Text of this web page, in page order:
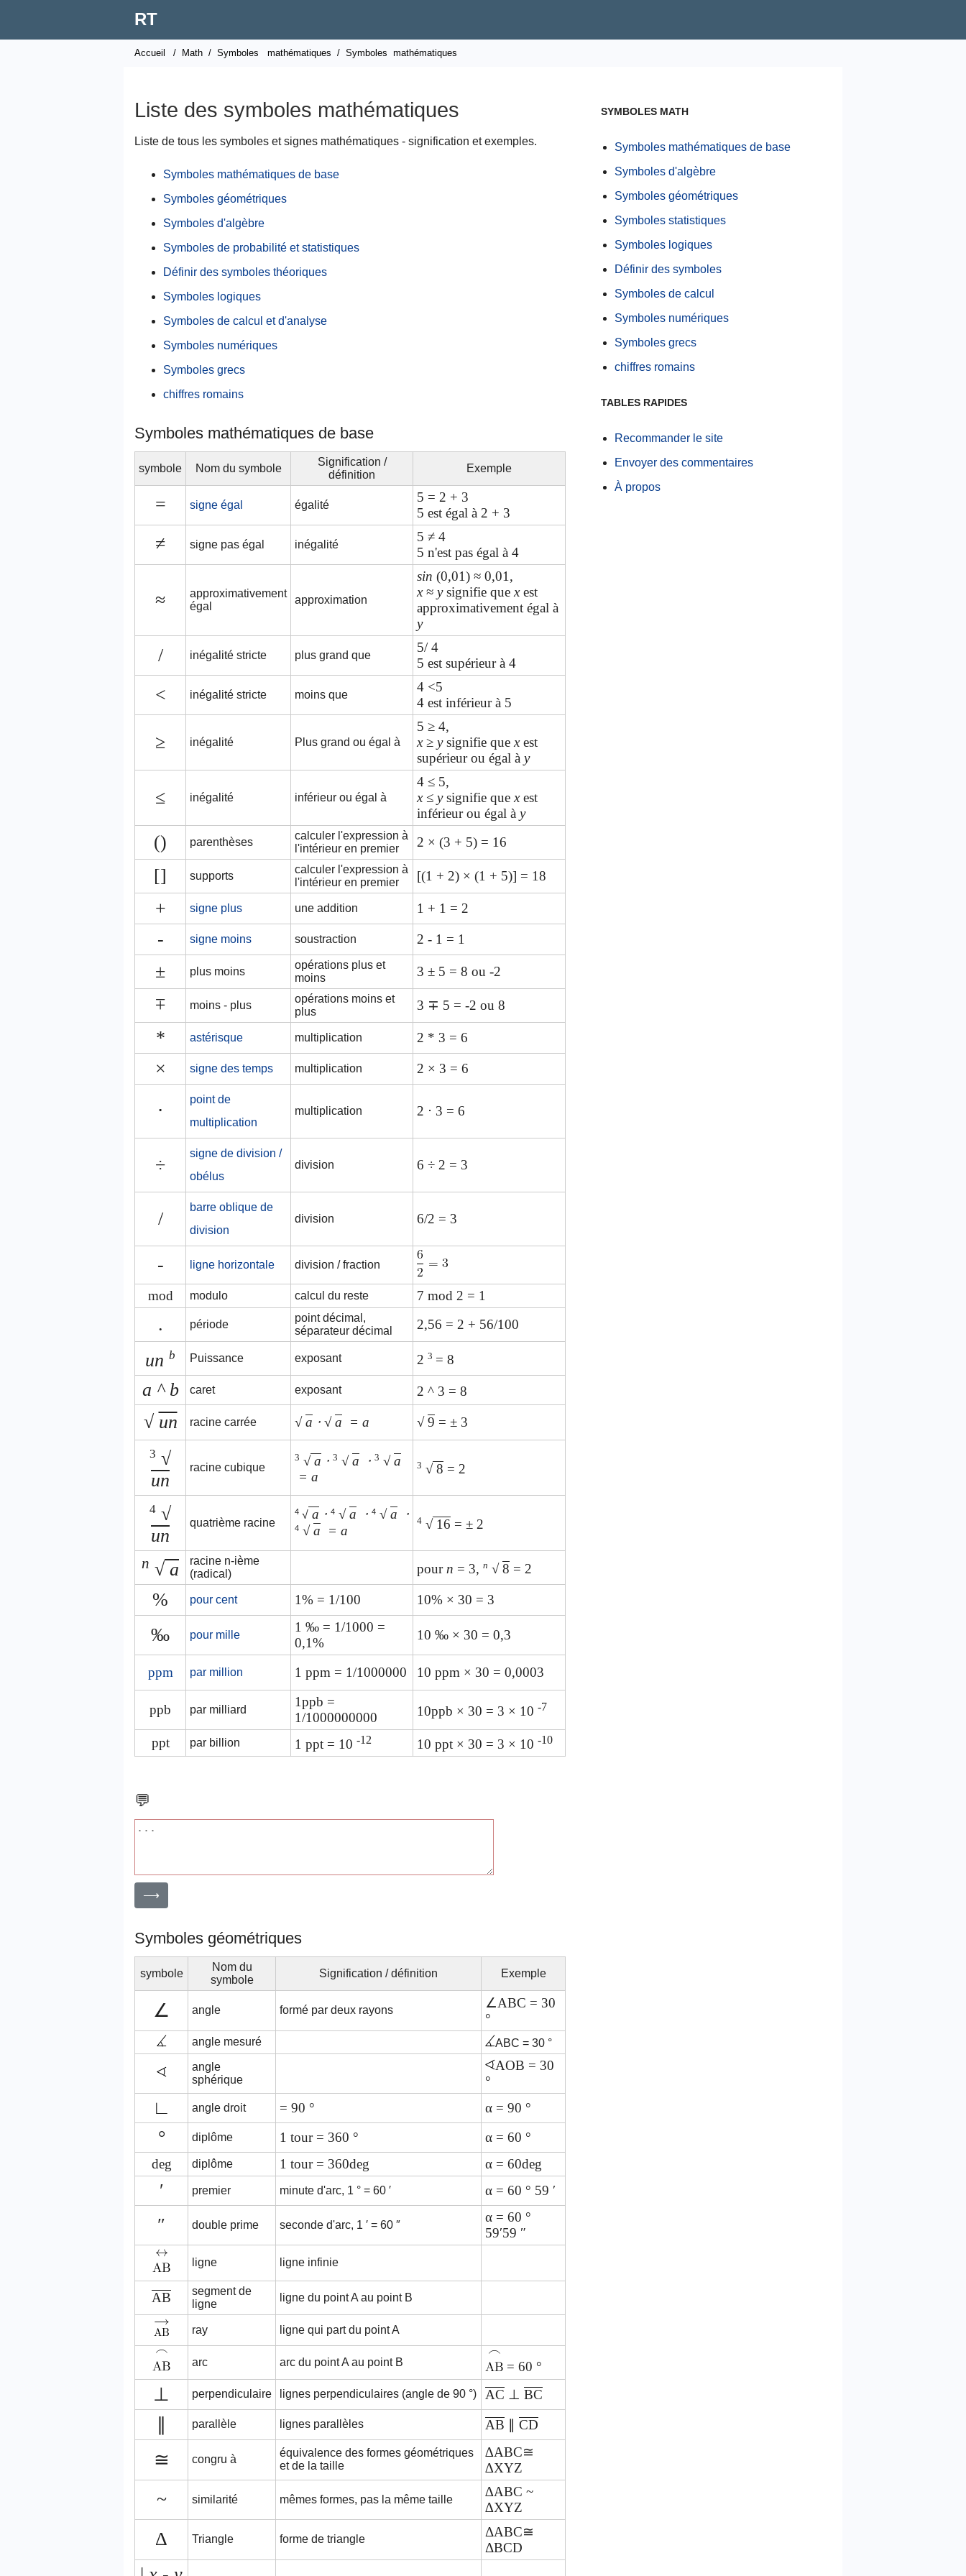
RT
Accueil / Math / Symboles mathématiques / Symboles mathématiques
Liste des symboles mathématiques
Liste de tous les symboles et signes mathématiques - signification et exemples.
Symboles mathématiques de base
Symboles géométriques
Symboles d'algèbre
Symboles de probabilité et statistiques
Définir des symboles théoriques
Symboles logiques
Symboles de calcul et d'analyse
Symboles numériques
Symboles grecs
chiffres romains
Symboles mathématiques de base
symbole Nom du symbole
Signification /
définition
Exemple
= signe égal égalité
5 = 2 + 3
5 est égal à 2 + 3
≠ signe pas égal inégalité
5 ≠ 4
5 n'est pas égal à 4
≈
approximativement
égal
approximation
sin (0,01) ≈ 0,01,
x≈ ysignifie que xest
approximativement égal à
y
/ inégalité stricte plus grand que
5/ 4
5 est supérieur à 4
< inégalité stricte moins que
4 <5
4 est inférieur à 5
≥ inégalité Plus grand ou égal à
5 ≥ 4,
x≥ ysignifie que xest
supérieur ou égal à y
≤ inégalité inférieur ou égal à
4 ≤ 5,
x ≤ ysignifie que xest
inférieur ou égal à y
() parenthèses
calculer l'expression à
l'intérieur en premier
2 × (3 + 5) = 16
[] supports
calculer l'expression à
l'intérieur en premier
[(1 + 2) × (1 + 5)] = 18
+ signe plus une addition 1 + 1 = 2
- signe moins soustraction 2 - 1 = 1
± plus moins
opérations plus et
moins
3 ± 5 = 8 ou -2
± moins - plus
opérations moins et
plus
3 ∓ 5 = -2 ou 8
* astérisque multiplication 2 * 3 = 6
× signe des temps multiplication 2 × 3 = 6
⋅
point de
multiplication
multiplication 2 ⋅ 3 = 6
÷
signe de division /
obélus
division 6 ÷ 2 = 3
/
barre oblique de
division
division 6/2 = 3
- ligne horizontale division / fraction
mod modulo calcul du reste 7 mod 2 = 1
. période
point décimal,
séparateur décimal
2,56 = 2 + 56/100
un b Puissance exposant 2 3 = 8
a ^ b caret exposant 2 ^ 3 = 8
√ un racine carrée √ a ⋅ √ a = a √ 9 = ± 3
3 √
un
racine cubique
3 √ a ⋅ 3 √ a ⋅ 3 √ a
= a
3 √ 8 = 2
4 √
un
quatrième racine
4 √ a ⋅ 4 √ a ⋅ 4 √ a ⋅
4 √ a = a
4 √ 16 = ± 2
n √ a
racine n-ième
(radical)
pourn = 3, n √ 8 = 2
% pour cent 1% = 1/100 10% × 30 = 3
‰ pour mille
1 ‰ = 1/1000 =
0,1%
10 ‰ × 30 = 0,3
ppm par million 1 ppm = 1/1000000 10 ppm × 30 = 0,0003
ppb par milliard
1ppb =
1/1000000000
10ppb × 30 = 3 × 10 -7
ppt par billion 1 ppt = 10 -12 10 ppt × 30 = 3 × 10 -10
💬
⟶
Symboles géométriques
symbole
Nom du
symbole
Signification / définition Exemple
∠ angle formé par deux rayons
∠ABC = 30
°
angle mesuré
ABC = 30 °
angle
sphérique
AOB = 30
°
∟ angle droit = 90 ° α = 90 °
° diplôme 1 tour = 360 °
α = 60 °
deg
diplôme 1 tour = 360deg α = 60deg
′ premier minute d'arc, 1 ° = 60 ′ α = 60 ° 59 ′
″ double prime seconde d'arc, 1 ′ = 60 ″
α = 60 °
59′59 ″
ligne ligne infinie
AB
segment de
ligne
ligne du point A au point B
ray ligne qui part du point A
arc arc du point A au point B = 60 °
⊥ perpendiculaire lignes perpendiculaires (angle de 90 °) AC ⊥ BC
parallèle lignes parallèles AB CD
≅ congru à
équivalence des formes géométriques
et de la taille
∆ABC≅
∆XYZ
~ similarité mêmes formes, pas la même taille
∆ABC ~
∆XYZ
Δ Triangle forme de triangle
ΔABC≅
ΔBCD
SYMBOLES MATH
Symboles mathématiques de base
Symboles d'algèbre
Symboles géométriques
Symboles statistiques
Symboles logiques
Définir des symboles
Symboles de calcul
Symboles numériques
Symboles grecs
chiffres romains
TABLES RAPIDES
Recommander le site
Envoyer des commentaires
À propos